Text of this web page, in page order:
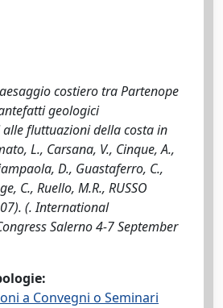
costiero tra Partenope
geologici
fluttuazioni della costa in
L., Carsana, V., Cinque, A.,
D., Guastaferro, C.,
C., Ruello, M.R., RUSSO
(. International
Salerno 4-7 September
a Convegni o Seminari